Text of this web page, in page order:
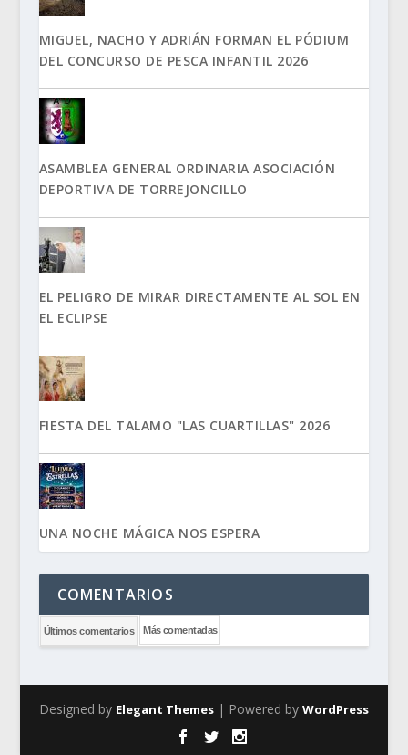
MIGUEL, NACHO Y ADRIÁN FORMAN EL PÓDIUM
DEL CONCURSO DE PESCA INFANTIL 2026
ASAMBLEA GENERAL ORDINARIA ASOCIACIÓN
DEPORTIVA DE TORREJONCILLO
EL PELIGRO DE MIRAR DIRECTAMENTE AL SOL EN
EL ECLIPSE
FIESTA DEL TALAMO "LAS CUARTILLAS" 2026
UNA NOCHE MÁGICA NOS ESPERA
COMENTARIOS
Últimos comentarios Más comentadas
Designed by Elegant Themes| Powered by WordPress